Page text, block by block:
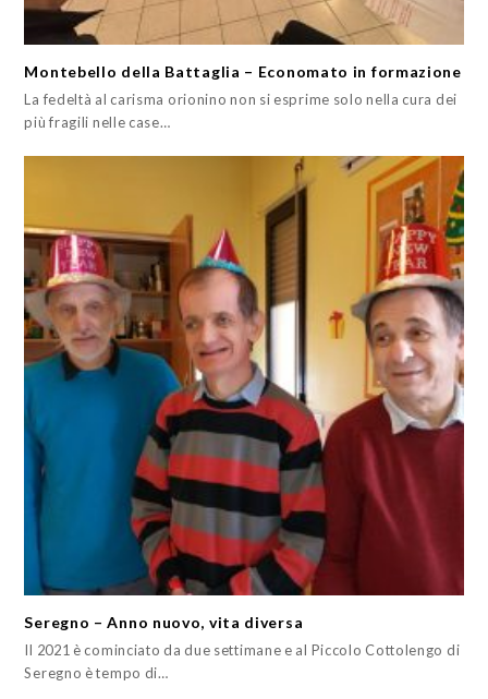
Montebello della Battaglia – Economato in formazione
La fedeltà al carisma orionino non si esprime solo nella cura dei
più fragili nelle case…
Seregno – Anno nuovo, vita diversa
Il 2021 è cominciato da due settimane e al Piccolo Cottolengo di
Seregno è tempo di…